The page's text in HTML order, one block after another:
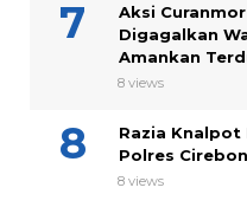
Aksi
Digagalkan
Amankan
8 views
Razia Knalpot
Polres
8 views